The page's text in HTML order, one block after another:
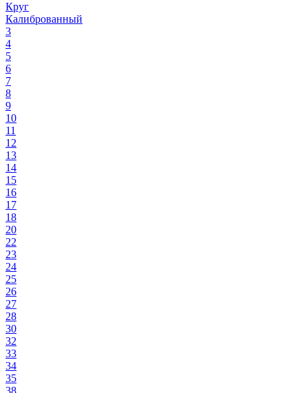
Круг
Калиброванный
3
4
5
6
7
8
9
10
11
12
13
14
15
16
17
18
20
22
23
24
25
26
27
28
30
32
33
34
35
38